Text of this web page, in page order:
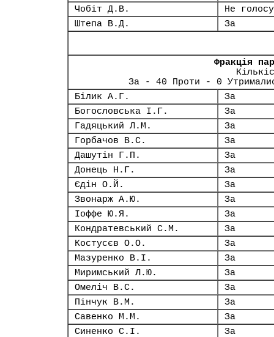
Чобіт Д.В.
Не
Штепа В.Д.
За
Фракція
За - 40 Проти - 0
Білик А.Г.
За
Богословська І.Г.
За
Гадяцький Л.М.
За
Горбачов В.С.
За
Дашутін Г.П.
За
Донець Н.Г.
За
Єдін О.Й.
За
Звонарж А.Ю.
За
Іоффе Ю.Я.
За
Кондратевський С.М.
За
Костусєв О.О.
За
Мазуренко В.І.
За
Миримський Л.Ю.
За
Омеліч В.С.
За
Пінчук В.М.
За
Савенко М.М.
За
Синенко С.І.
За